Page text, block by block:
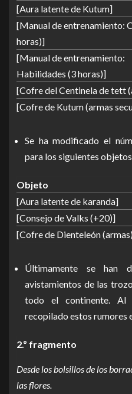
[Aura latente de Kutum]
[Manual de entrenamiento:
horas)]
[Manual de entrenamiento:
Habilidades (3 horas)]
[Cofre del Centinela de tett
[Cofre de Kutum (armas
Se ha modificado el
para los siguientes
Objeto
[Aura latente de karanda]
[Consejo de Valks (+20)]
[Cofre de Dienteleón
Últimamente se han
avistamientos de las
todo el continente. Al
recopilado estos rumores
2.º fragmento
Desde los bolsillos de los
las flores.